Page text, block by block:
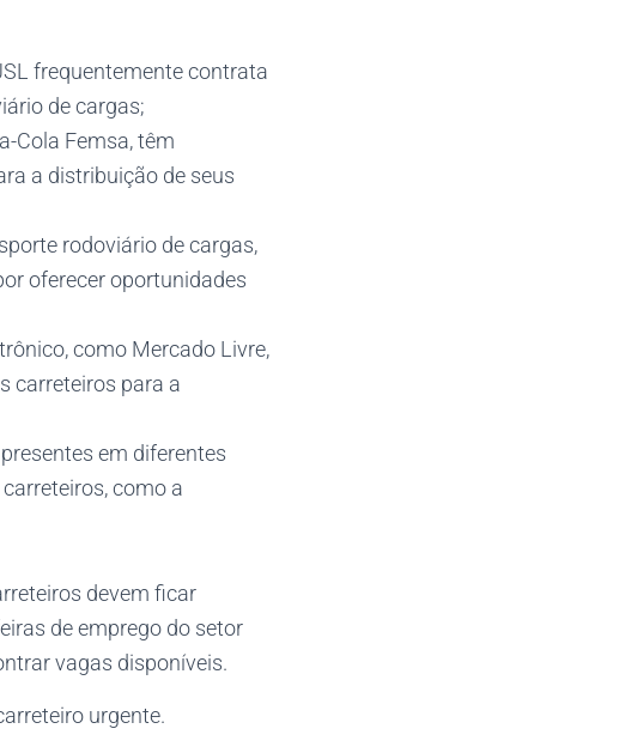
frequentemente contrata
de cargas;
Cola Femsa, têm
a distribuição de seus
rodoviário de cargas,
oferecer oportunidades
como Mercado Livre,
carreteiros para a
em diferentes
como a
devem ficar
de emprego do setor
vagas disponíveis.
urgente.